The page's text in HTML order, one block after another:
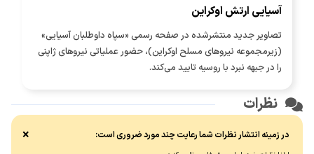
آسیایی ارتش اوکراین
تصاویر جدید منتشرشده در صفحه رسمی «سپاه داوطلبان آسیایی»
(زیرمجموعه نیروهای مسلح اوکراین)، حضور عملیاتی نیروهای ژاپنی
را در جبهه نبرد با روسیه تایید می‌کند.
نظرات
در زمینه انتشار نظرات شما رعایت چند مورد ضروری است: ×